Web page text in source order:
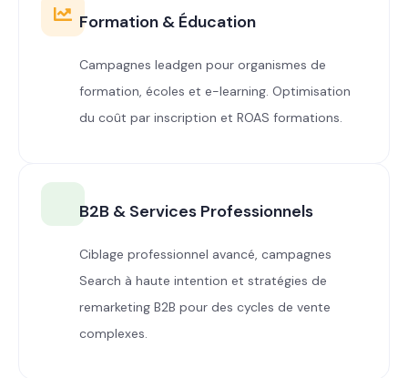
Formation & Éducation
Campagnes leadgen pour organismes de
formation, écoles et e-learning. Optimisation
du coût par inscription et ROAS formations.
B2B & Services Professionnels
Ciblage professionnel avancé, campagnes
Search à haute intention et stratégies de
remarketing B2B pour des cycles de vente
complexes.